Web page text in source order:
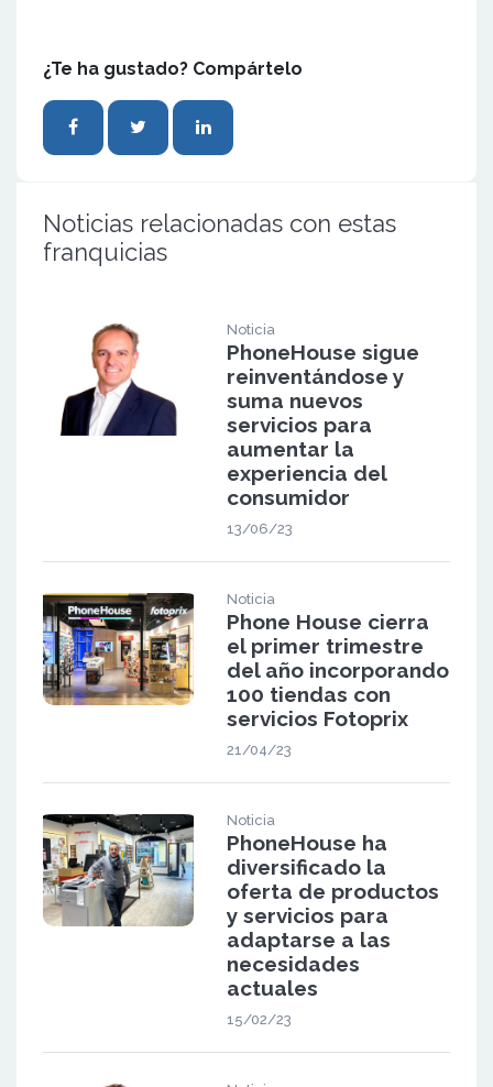
¿Te ha gustado? Compártelo
Noticias relacionadas con estas
franquicias
Noticia
PhoneHouse sigue
reinventándose y
suma nuevos
servicios para
aumentar la
experiencia del
consumidor
13/06/23
Noticia
Phone House cierra
el primer trimestre
del año incorporando
100 tiendas con
servicios Fotoprix
21/04/23
Noticia
PhoneHouse ha
diversificado la
oferta de productos
y servicios para
adaptarse a las
necesidades
actuales
15/02/23